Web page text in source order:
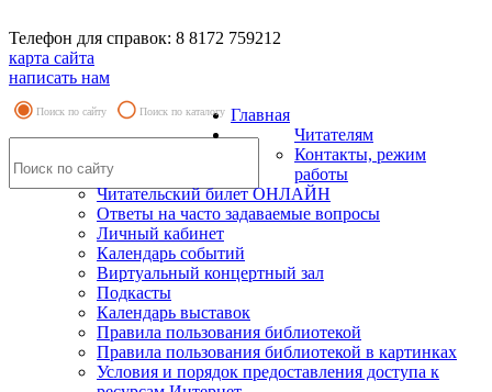
Телефон для справок: 8 8172 759212
карта сайта
написать нам
Поиск по сайту Поиск по каталогу Главная
Читателям
Контакты, режим
работы
Читательский билет ОНЛАЙН
Ответы на часто задаваемые вопросы
Личный кабинет
Календарь событий
Виртуальный концертный зал
Подкасты
Календарь выставок
Правила пользования библиотекой
Правила пользования библиотекой в картинках
Условия и порядок предоставления доступа к